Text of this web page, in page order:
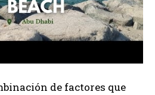
de factores que